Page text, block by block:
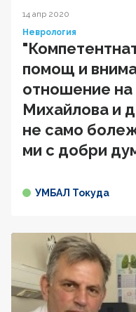
14 апр 2020
Неврология
помощ и
отношение
Михайлова и
не само
ми с добри
УМБАЛ Токуда